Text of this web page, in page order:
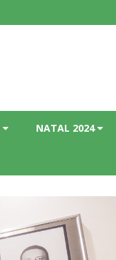
NATAL 2024